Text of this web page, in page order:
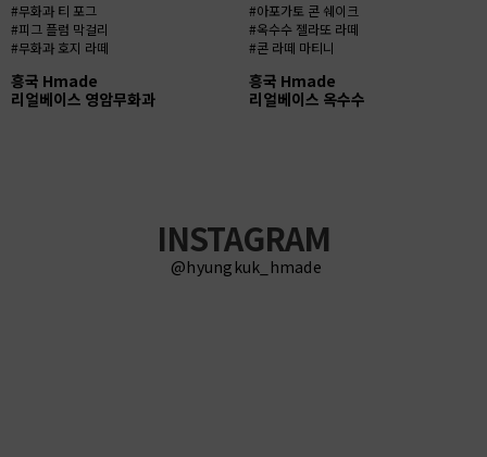
#무화과 티 포그
#피그 플럼 막걸리
#무화과 호지 라떼
흥국 Hmade
리얼베이스 영암무화과
#아포가토 콘 쉐이크
#옥수수 젤라또 라떼
#콘 라떼 마티니
흥국 Hmade
리얼베이스 옥수수
INSTAGRAM
@hyungkuk_hmade